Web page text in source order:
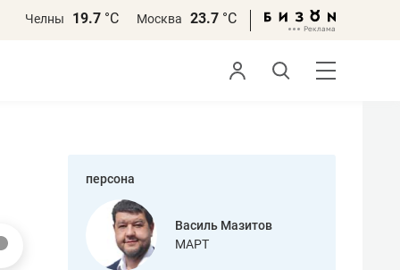
Челны 19.7 °С Москва 23.7 °С
персона
Василь Мазитов
МАРТ